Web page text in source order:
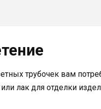
трубочек вам
лак для отделки